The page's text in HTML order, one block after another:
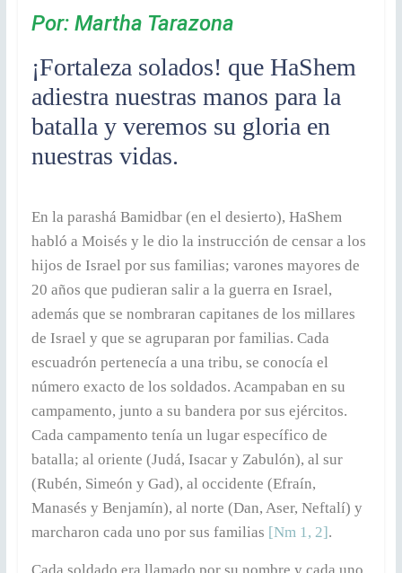
Por: Martha Tarazona
¡Fortaleza solados! que HaShem
adiestra nuestras manos para la
batalla y veremos su gloria en
nuestras vidas.
En la parashá Bamidbar (en el desierto), HaShem
habló a Moisés y le dio la instrucción de censar a los
hijos de Israel por sus familias; varones mayores de
20 años que pudieran salir a la guerra en Israel,
además que se nombraran capitanes de los millares
de Israel y que se agruparan por familias. Cada
escuadrón pertenecía a una tribu, se conocía el
número exacto de los soldados. Acampaban en su
campamento, junto a su bandera por sus ejércitos.
Cada campamento tenía un lugar específico de
batalla; al oriente (Judá, Isacar y Zabulón), al sur
(Rubén, Simeón y Gad), al occidente (Efraín,
Manasés y Benjamín), al norte (Dan, Aser, Neftalí) y
marcharon cada uno por sus familias [Nm 1, 2].
Cada soldado era llamado por su nombre y cada uno